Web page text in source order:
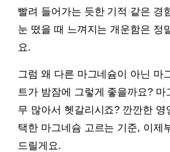
빨려 들어가는 듯한 기적 같은 경
눈 떴을 때 느껴지는 개운함은 정
요.
그럼 왜 다른 마그네슘이 아닌 마
트가 밤잠에 그렇게 좋을까요? 마
무 많아서 헷갈리시죠? 깐깐한 영
택한 마그네슘 고르는 기준, 이제
드릴게요.